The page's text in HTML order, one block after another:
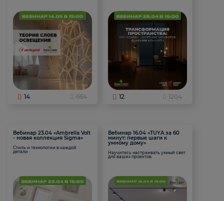
14 664 12 1204
Вебинар 23.04 «Ambrella Volt
- новая коллекция Sigma»
Стиль и технологии в каждой
детали
Вебинар 16.04 «TUYA за 60
минут: первые шаги к
умному дому»
Научитесь настраивать умный свет
для ваших проектов